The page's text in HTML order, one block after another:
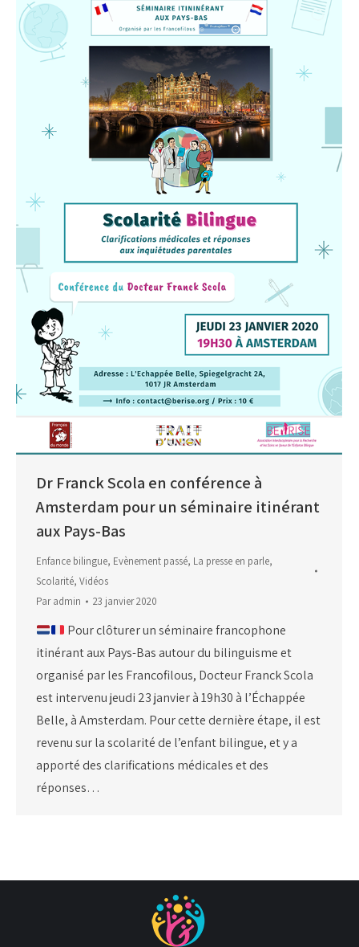
Dr Franck Scola en conférence à
Amsterdam pour un séminaire itinérant
aux Pays-Bas
Enfance bilingue, Evènement passé, La presse en parle,
Scolarité, Vidéos
Paradmin 23 janvier 2020
Pour clôturer un séminaire francophone
itinérant aux Pays-Bas autour du bilinguisme et
organisé par les Francofilous, Docteur Franck Scola
est intervenu jeudi 23 janvier à 19h30 à l’Échappée
Belle, à Amsterdam. Pour cette dernière étape, il est
revenu sur la scolarité de l’enfant bilingue, et y a
apporté des clarifications médicales et des
réponses…